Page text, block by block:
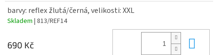
barvy: reflex žlutá/černá, velikosti: XXL
Skladem | 813/REF14
690 Kč